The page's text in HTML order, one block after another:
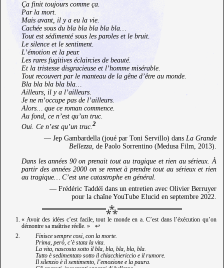
Ça finit toujours comme ça.
Par la mort.
Mais avant, il y a eu la vie.
Cachée sous du bla bla bla bla bla…
Tout est sédimenté sous les paroles et le bruit.
Le silence et le sentiment.
L’émotion et la peur.
Les rares fugitives éclaircies de beauté.
Et la tristesse disgracieuse et l’homme misérable.
Tout recouvert par le manteau de la gêne d’être au monde.
Bla bla bla bla bla…
Ailleurs, il y a l’ailleurs.
Je ne m’occupe pas de l’ailleurs.
Alors… que ce roman commence.
Au fond, ce n’est qu’un truc.
Oui. Ce n’est qu’un truc.2
— Jep Gambardella (joué par Toni Servillo) dans La Grande
Bellezza, de Paolo Sorrentino (Medusa Film, 2013).
Dans les années 90 on prenait tout au tragique et rien au sérieux. À
partir des années 2000 on se remet à prendre tout au sérieux et rien
au tragique… C’est une catastrophe en général.
— Frédéric Taddéï dans un entretien avec Olivier Berruyer
pour la chaîne YouTube Elucid en septembre 2022.
« Avoir des idées c’est facile, tout le monde en a. C’est dans l’éxécution qu’on
démontre sa maîtrise réelle. »
↩︎
Finisce sempre cosi, con la morte.
Prima, però, c’è stata la vita.
La vita, nascosta sotto il bla, bla, bla, bla, bla.
Tutto è sedimentato sotto il chiacchiericcio e il rumore.
Il silenzio è il sentimento, l’emozione e la paura.